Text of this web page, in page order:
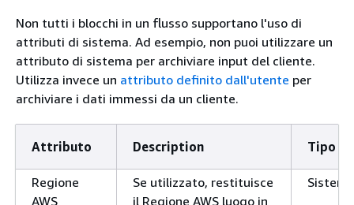
Non tutti i blocchi in un flusso supportano l'uso di
attributi di sistema. Ad esempio, non puoi utilizzare un
attributo di sistema per archiviare input del cliente.
Utilizza invece un attributo definito dall'utente per
archiviare i dati immessi da un cliente.
Attributo Description Tipo
Regione
AWS
Se utilizzato, restituisce
il Regione AWS luogo in
Sistema